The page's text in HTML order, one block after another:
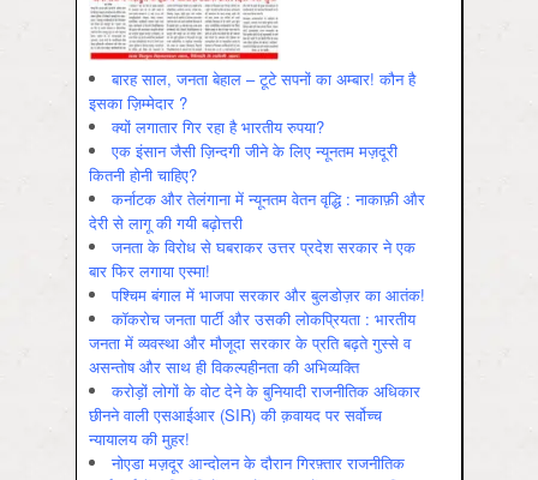
बारह साल, जनता बेहाल – टूटे सपनों का अम्बार! कौन है
इसका ज़िम्मेदार ?
क्यों लगातार गिर रहा है भारतीय रुपया?
एक इंसान जैसी ज़िन्दगी जीने के लिए न्यूनतम मज़दूरी
कितनी होनी चाहिए?
कर्नाटक और तेलंगाना में न्यूनतम वेतन वृद्धि : नाकाफ़ी और
देरी से लागू की गयी बढ़ोत्तरी
जनता के विरोध से घबराकर उत्तर प्रदेश सरकार ने एक
बार फिर लगाया एस्मा!
पश्चिम बंगाल में भाजपा सरकार और बुलडोज़र का आतंक!
कॉकरोच जनता पार्टी और उसकी लोकप्रियता : भारतीय
जनता में व्‍यवस्‍था और मौजूदा सरकार के प्रति बढ़ते गुस्‍से व
असन्‍तोष और साथ ही विकल्‍पहीनता की अभिव्‍यक्ति
करोड़ों लोगों के वोट देने के बुनियादी राजनीतिक अधिकार
छीनने वाली एसआईआर (SIR) की क़वायद पर सर्वोच्च
न्यायालय की मुहर!
नोएडा मज़दूर आन्दोलन के दौरान गिरफ़्तार राजनीतिक